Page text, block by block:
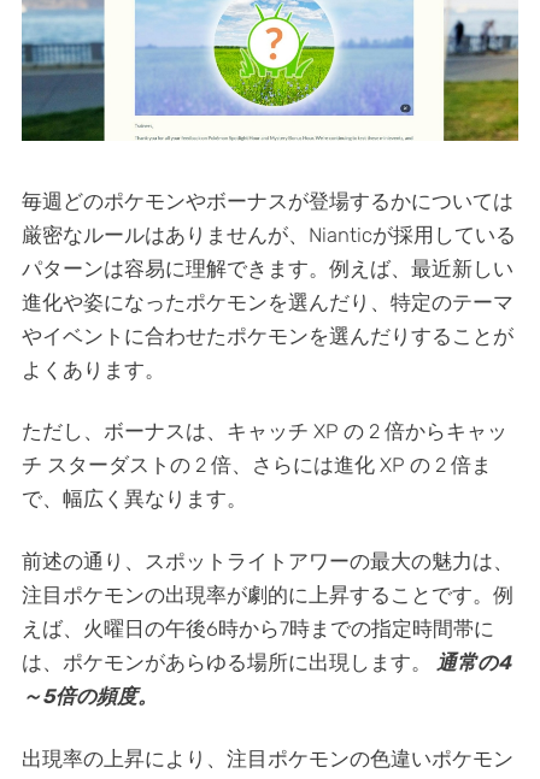
毎週どのポケモンやボーナスが登場するかについては
厳密なルールはありませんが、Nianticが採用している
パターンは容易に理解できます。例えば、最近新しい
進化や姿になったポケモンを選んだり、特定のテーマ
やイベントに合わせたポケモンを選んだりすることが
よくあります。
ただし、ボーナスは、キャッチ XP の 2 倍からキャッ
チ スターダストの 2 倍、さらには進化 XP の 2 倍ま
で、幅広く異なります。
前述の通り、スポットライトアワーの最大の魅力は、
注目ポケモンの出現率が劇的に上昇することです。例
えば、火曜日の午後6時から7時までの指定時間帯に
は、ポケモンがあらゆる場所に出現します。 通常の4
～5倍の頻度。
出現率の上昇により、注目ポケモンの色違いポケモン